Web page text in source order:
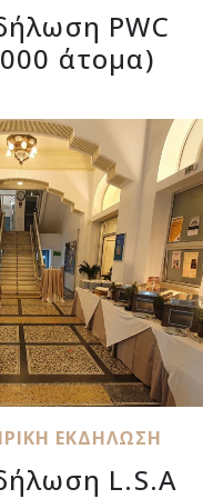
PWC
άτομα)
ΕΚΔΉΛΩΣΗ
L.S.A